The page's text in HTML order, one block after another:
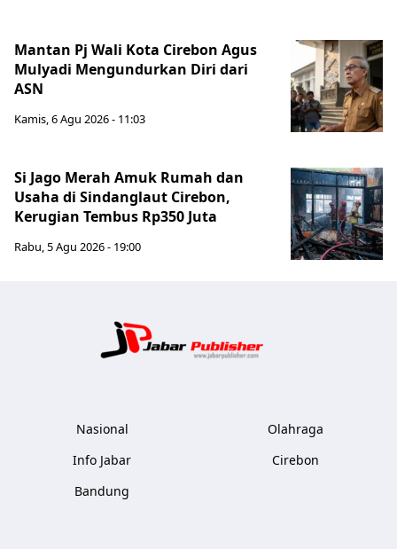
Mantan Pj Wali Kota Cirebon Agus
Mulyadi Mengundurkan Diri dari
ASN
Kamis, 6 Agu 2026 - 11:03
Si Jago Merah Amuk Rumah dan
Usaha di Sindanglaut Cirebon,
Kerugian Tembus Rp350 Juta
Rabu, 5 Agu 2026 - 19:00
Nasional
Info Jabar
Bandung
Olahraga
Cirebon